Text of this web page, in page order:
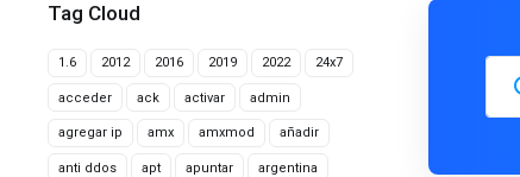
Tag Cloud
1.6 2012 2016 2019 2022 24x7
acceder ack activar admin
agregar ip amx amxmod añadir
anti ddos apt apuntar argentina